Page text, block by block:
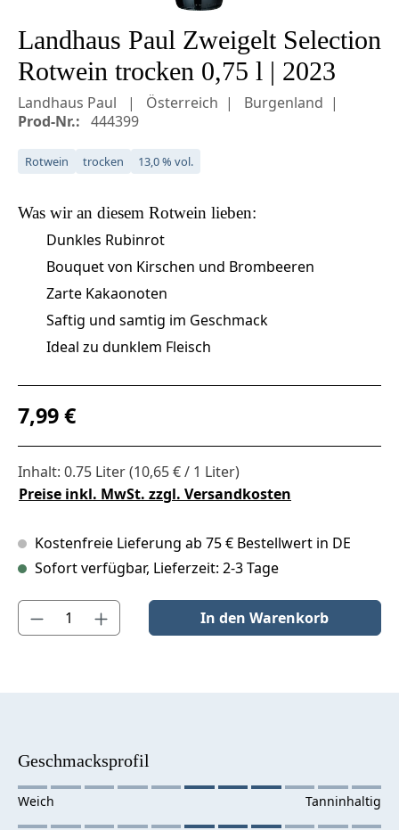
Landhaus Paul Zweigelt Selection
Rotwein trocken 0,75 l | 2023
Landhaus Paul Österreich
Burgenland
Prod-Nr.: 444399
Rotwein trocken 13,0 % vol.
Was wir an diesem Rotwein lieben:
Dunkles Rubinrot
Bouquet von Kirschen und Brombeeren
Zarte Kakaonoten
Saftig und samtig im Geschmack
Ideal zu dunklem Fleisch
Regulärer Preis:
7,99 €
Inhalt: 0.75 Liter(10,65 € / 1 Liter)
Preise inkl. MwSt. zzgl. Versandkosten
Kostenfreie Lieferung ab 75 € Bestellwert in DE
Sofort verfügbar, Lieferzeit: 2-3 Tage
Produkt Anzahl: Gib den gewünschten Wert ein oder benutze
In den Warenkorb
Geschmacksprofil